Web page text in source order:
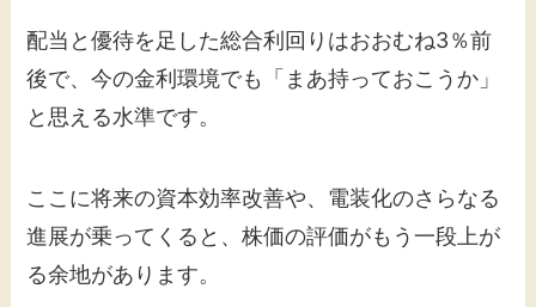
配当と優待を足した総合利回りはおおむね3％前
後で、今の金利環境でも「まあ持っておこうか」
と思える水準です。
ここに将来の資本効率改善や、電装化のさらなる
進展が乗ってくると、株価の評価がもう一段上が
る余地があります。